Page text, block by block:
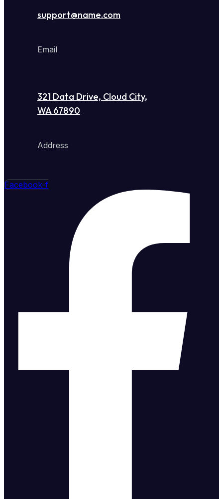
support@name.com
Email
321 Data Drive, Cloud City,
WA 67890
Address
Facebook-f